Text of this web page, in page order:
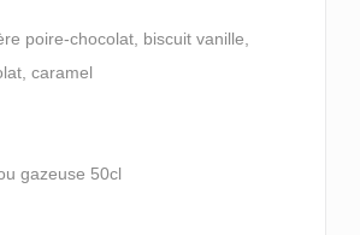
poire-chocolat, biscuit vanille,
caramel
gazeuse 50cl